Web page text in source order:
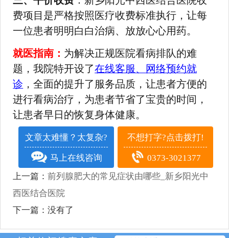
费项目是严格按照医疗收费标准执行，让每
一位患者明明白白治病、放放心心用药。
就医指南： 为解决正规医院看病排队的难
题，我院特开设了在线客服、网络预约就
诊 ，全面的提升了服务品质，让患者方便的
进行看病治疗，为患者节省了宝贵的时间，
让患者早日的恢复身体健康。
文章太难懂？太复杂?
马上在线咨询
不想打字?点击拨打!
0373-3021377
上一篇：前列腺肥大的常见症状由哪些_新乡阳光中
西医结合医院
下一篇：没有了